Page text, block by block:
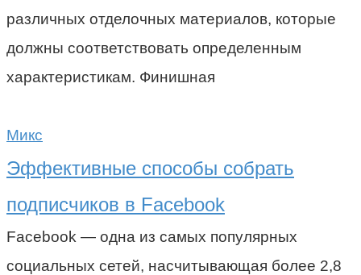
различных отделочных материалов, которые
должны соответствовать определенным
характеристикам. Финишная
Микс
Эффективные способы собрать
подписчиков в Facebook
Facebook — одна из самых популярных
социальных сетей, насчитывающая более 2,8